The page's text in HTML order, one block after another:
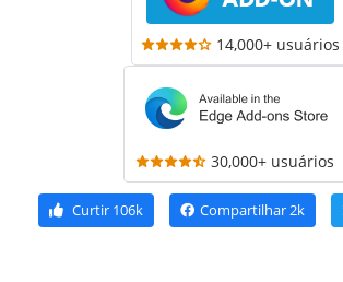
14,000+ usuários
30,000+ usuários
Curtir 106k Compartilhar2k